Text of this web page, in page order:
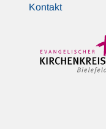
Kontakt